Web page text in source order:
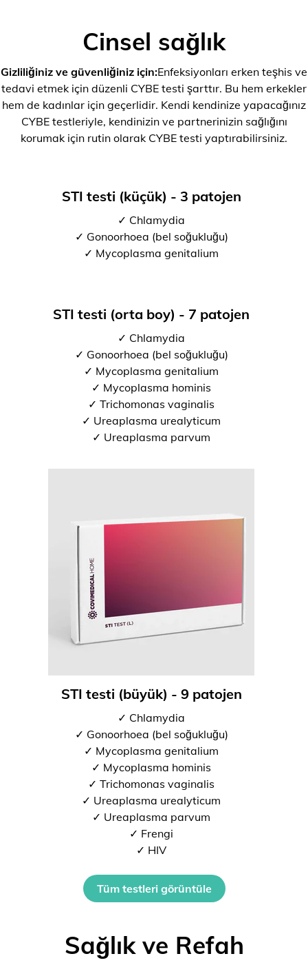
Cinsel sağlık
Gizliliğiniz ve güvenliğiniz için:Enfeksiyonları erken teşhis ve
tedavi etmek için düzenli CYBE testi şarttır. Bu hem erkekler
hem de kadınlar için geçerlidir. Kendi kendinize yapacağınız
CYBE testleriyle, kendinizin ve partnerinizin sağlığını
korumak için rutin olarak CYBE testi yaptırabilirsiniz.
STI testi (küçük) - 3 patojen
✓ Chlamydia
✓ Gonoorhoea (bel soğukluğu)
✓ Mycoplasma genitalium
STI testi (orta boy) - 7 patojen
✓ Chlamydia
✓ Gonoorhoea (bel soğukluğu)
✓ Mycoplasma genitalium
✓ Mycoplasma hominis
✓ Trichomonas vaginalis
✓ Ureaplasma urealyticum
✓ Ureaplasma parvum
STI testi (büyük) - 9 patojen
✓ Chlamydia
✓ Gonoorhoea (bel soğukluğu)
✓ Mycoplasma genitalium
✓ Mycoplasma hominis
✓ Trichomonas vaginalis
✓ Ureaplasma urealyticum
✓ Ureaplasma parvum
✓ Frengi
✓ HIV
Tüm testleri görüntüle
Sağlık ve Refah